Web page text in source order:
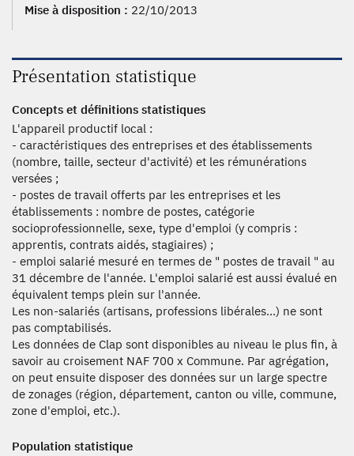
Mise à disposition : 22/10/2013
Présentation statistique
Concepts et définitions statistiques
L'appareil productif local :
- caractéristiques des entreprises et des établissements
(nombre, taille, secteur d'activité) et les rémunérations
versées ;
- postes de travail offerts par les entreprises et les
établissements : nombre de postes, catégorie
socioprofessionnelle, sexe, type d'emploi (y compris :
apprentis, contrats aidés, stagiaires) ;
- emploi salarié mesuré en termes de " postes de travail " au
31 décembre de l'année. L'emploi salarié est aussi évalué en
équivalent temps plein sur l'année.
Les non-salariés (artisans, professions libérales...) ne sont
pas comptabilisés.
Les données de Clap sont disponibles au niveau le plus fin, à
savoir au croisement NAF 700 x Commune. Par agrégation,
on peut ensuite disposer des données sur un large spectre
de zonages (région, département, canton ou ville, commune,
zone d'emploi, etc.).
Population statistique